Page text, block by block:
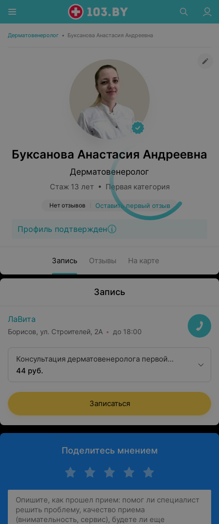
Дерматовенеролог • Буксанова Анастасия Андреевна
Буксанова Анастасия Андреевна
Дерматовенеролог
Стаж 13 лет • Первая категория
Нет отзывов Оставить первый отзыв
Профиль подтвержден
Запись Отзывы На карте
Запись
ЛаВита
Борисов, ул. Строителей, 2А до 18:00
Консультация дерматовенеролога первой
квалификационной категории
44 руб.
Записаться
Поделитесь мнением